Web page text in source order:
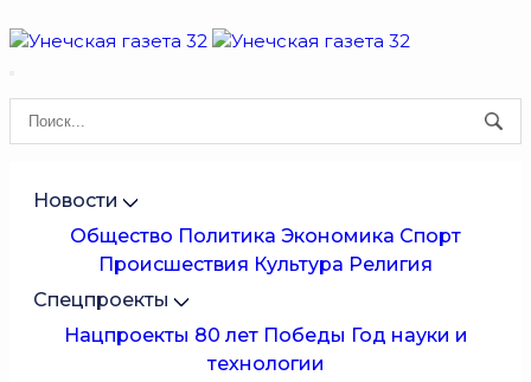
Новости
Общество Политика Экономика Спорт
Происшествия Культура Религия
Спецпроекты
Нацпроекты 80 лет Победы Год науки и
технологии